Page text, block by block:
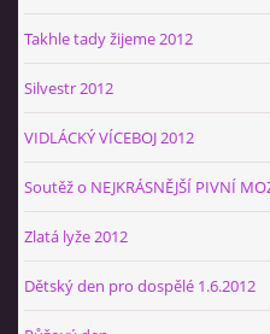
Takhle tady žijeme 2012
Silvestr 2012
VIDLÁCKÝ VÍCEBOJ 2012
Soutěž o NEJKRÁSNĚJŠÍ PIVNÍ
Zlatá lyže 2012
Dětský den pro dospělé 1.6.2012